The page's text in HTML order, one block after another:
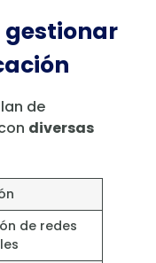
de
diversas
de redes